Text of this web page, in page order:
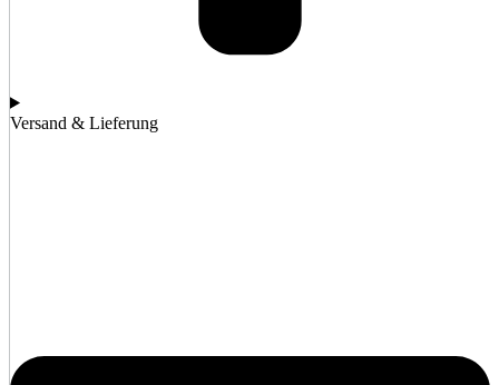
Versand & Lieferung